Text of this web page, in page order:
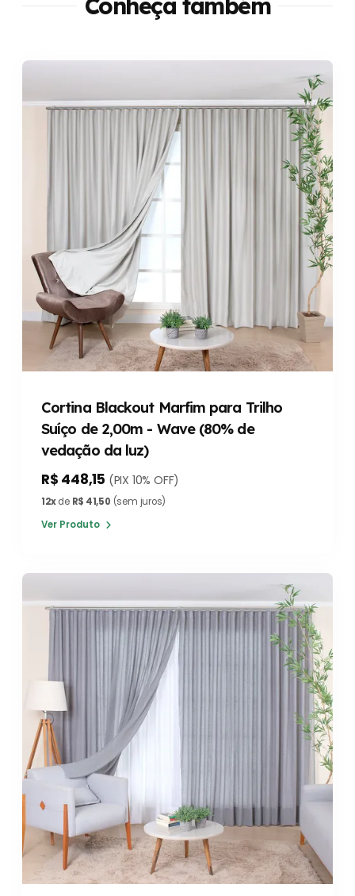
Cortina Blackout Marfim para Trilho
Suíço de 2,00m - Wave (80% de
vedação da luz)
R$ 448,15 (PIX 10% OFF)
12xde R$ 41,50 (sem juros)
Ver Produto